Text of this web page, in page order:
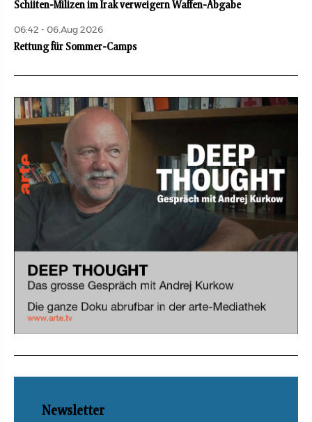
Schiiten-Milizen im Irak verweigern Waffen-Abgabe
06:42 - 06.Aug 2026
Rettung für Sommer-Camps
Newsletter